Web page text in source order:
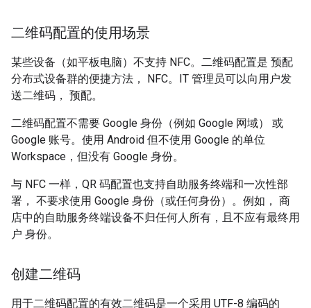
二维码配置的使用场景
某些设备（如平板电脑）不支持 NFC。二维码配置是 预配
分布式设备群的便捷方法， NFC。IT 管理员可以向用户发
送二维码， 预配。
二维码配置不需要 Google 身份（例如 Google 网域） 或
Google 账号。使用 Android 但不使用 Google 的单位
Workspace，但没有 Google 身份。
与 NFC 一样，QR 码配置也支持自助服务终端和一次性部
署， 不要求使用 Google 身份（或任何身份）。例如， 商
店中的自助服务终端设备不归任何人所有，且不应有最终用
户 身份。
创建二维码
用于二维码配置的有效二维码是一个采用 UTF-8 编码的